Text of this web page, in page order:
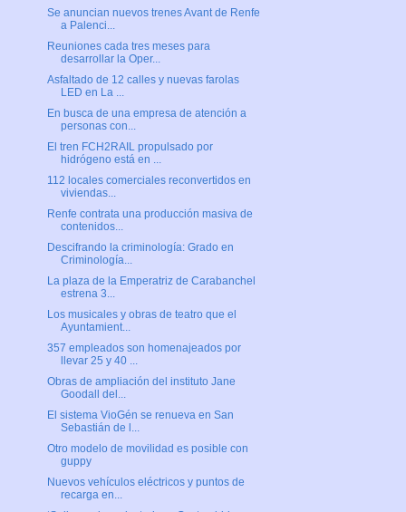
Se anuncian nuevos trenes Avant de Renfe
a Palenci...
Reuniones cada tres meses para
desarrollar la Oper...
Asfaltado de 12 calles y nuevas farolas
LED en La ...
En busca de una empresa de atención a
personas con...
El tren FCH2RAIL propulsado por
hidrógeno está en ...
112 locales comerciales reconvertidos en
viviendas...
Renfe contrata una producción masiva de
contenidos...
Descifrando la criminología: Grado en
Criminología...
La plaza de la Emperatriz de Carabanchel
estrena 3...
Los musicales y obras de teatro que el
Ayuntamient...
357 empleados son homenajeados por
llevar 25 y 40 ...
Obras de ampliación del instituto Jane
Goodall del...
El sistema VioGén se renueva en San
Sebastián de l...
Otro modelo de movilidad es posible con
guppy
Nuevos vehículos eléctricos y puntos de
recarga en...